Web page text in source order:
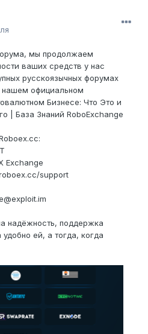
мы продолжаем
ваших средств у нас
русскоязычных форумах
официальном
Бизнесе: Что Это и
| База Знаний RoboExchange
Exchange
support
надёжность, поддержка
удобно ей, а тогда, когда